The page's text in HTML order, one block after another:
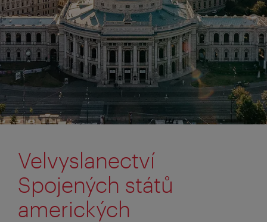
Velvyslanectví
Spojených států
amerických